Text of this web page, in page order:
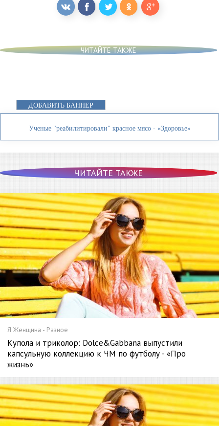
ЧИТАЙТЕ ТАКЖЕ
ДОБАВИТЬ БАННЕР
Ученые "реабилитировали" красное мясо - «Здоровье»
ЧИТАЙТЕ ТАКЖЕ
Я Женщина - Разное
Купола и триколор: Dolce&Gabbana выпустили
капсульную коллекцию к ЧМ по футболу - «Про
жизнь»